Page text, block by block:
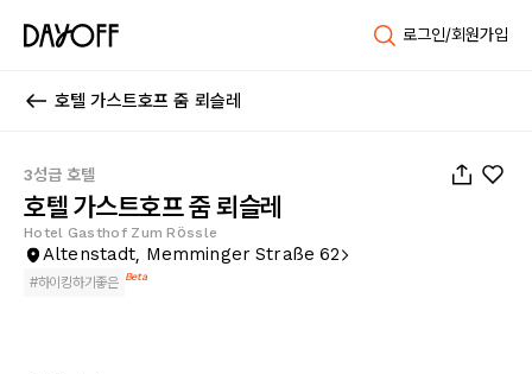
로그인/회원가입
호텔 가스트호프 줌 뢰슬레
3성급 호텔
호텔 가스트호프 줌 뢰슬레
Hotel Gasthof Zum Rössle
Altenstadt, Memminger Straße 62
#하이킹하기좋은 Beta